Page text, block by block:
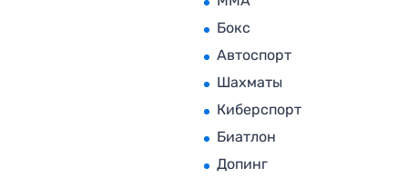
Бокс
Автоспорт
Шахматы
Киберспорт
Биатлон
Допинг